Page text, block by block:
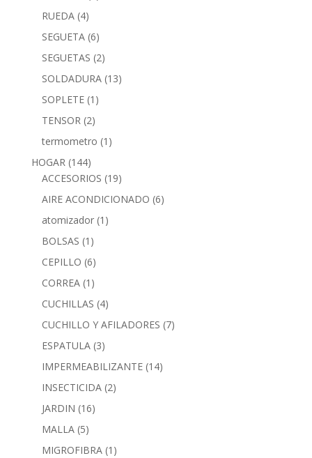
RUEDA (4)
SEGUETA (6)
SEGUETAS (2)
SOLDADURA (13)
SOPLETE (1)
TENSOR (2)
termometro (1)
HOGAR (144)
ACCESORIOS (19)
AIRE ACONDICIONADO (6)
atomizador (1)
BOLSAS (1)
CEPILLO (6)
CORREA (1)
CUCHILLAS (4)
CUCHILLO Y AFILADORES (7)
ESPATULA (3)
IMPERMEABILIZANTE (14)
INSECTICIDA (2)
JARDIN (16)
MALLA (5)
MIGROFIBRA (1)